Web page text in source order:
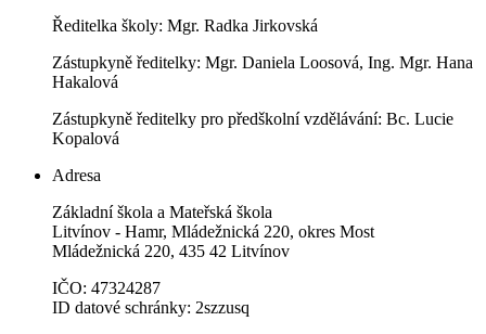
Ředitelka školy: Mgr. Radka Jirkovská
Zástupkyně ředitelky: Mgr. Daniela Loosová, Ing. Mgr. Hana
Hakalová
Zástupkyně ředitelky pro předškolní vzdělávání: Bc. Lucie
Kopalová
Adresa
Základní škola a Mateřská škola
Litvínov - Hamr, Mládežnická 220, okres Most
Mládežnická 220, 435 42 Litvínov
IČO: 47324287
ID datové schránky: 2szzusq